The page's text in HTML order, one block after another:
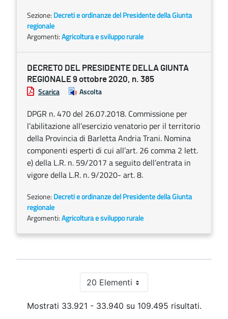
Sezione: Decreti e ordinanze del Presidente della Giunta
regionale
Argomenti:Agricoltura e sviluppo rurale
DECRETO DEL PRESIDENTE DELLA GIUNTA
REGIONALE 9 ottobre 2020, n. 385
Scarica Ascolta
DPGR n. 470 del 26.07.2018. Commissione per
l’abilitazione all’esercizio venatorio per il territorio
della Provincia di Barletta Andria Trani. Nomina
componenti esperti di cui all’art. 26 comma 2 lett.
e) della L.R. n. 59/2017 a seguito dell’entrata in
vigore della L.R. n. 9/2020- art. 8.
Sezione: Decreti e ordinanze del Presidente della Giunta
regionale
Argomenti:Agricoltura e sviluppo rurale
20 ElementiPer pagina
Mostrati 33.921 - 33.940 su 109.495 risultati.